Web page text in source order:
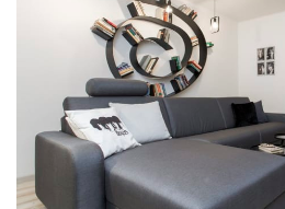
Design
Sledujte prima+
Přihlášení